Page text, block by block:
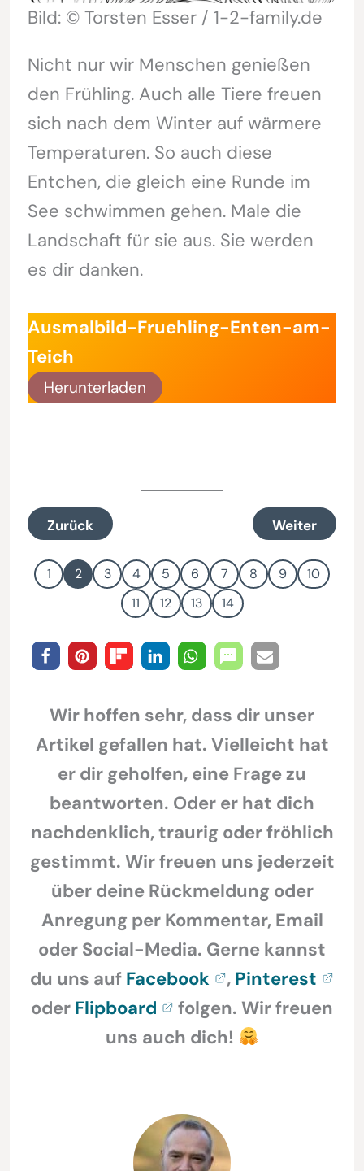
Bild: © Torsten Esser / 1-2-family.de
Nicht nur wir Menschen genießen
den Frühling. Auch alle Tiere freuen
sich nach dem Winter auf wärmere
Temperaturen. So auch diese
Entchen, die gleich eine Runde im
See schwimmen gehen. Male die
Landschaft für sie aus. Sie werden
es dir danken.
Ausmalbild-Fruehling-Enten-am-
Teich
Herunterladen
Zurück Weiter
1 2 3 4 5 6 7 8 9
10
11
12 13 14
Wir hoffen sehr, dass dir unser
Artikel gefallen hat. Vielleicht hat
er dir geholfen, eine Frage zu
beantworten. Oder er hat dich
nachdenklich, traurig oder fröhlich
gestimmt. Wir freuen uns jederzeit
über deine Rückmeldung oder
Anregung per Kommentar, Email
oder Social-Media. Gerne kannst
du uns auf Facebook , Pinterest
oder Flipboard
folgen. Wir freuen
uns auch dich!